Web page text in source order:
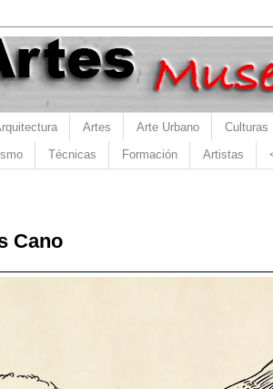
Artes Arte Urbano Culturas
Técnicas Formación Artistas
Cano